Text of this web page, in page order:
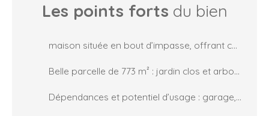
Les points forts du bien
maison située en bout d’impasse, offrant calme, tranquillité et absence de vis-à-vis
Belle parcelle de 773 m² : jardin clos et arboré, idéal pour profiter des extérieurs en toute sérénité
Dépendances et potentiel d’usage : garage, espace atelier avec verrière et extension avec cuisine d’été